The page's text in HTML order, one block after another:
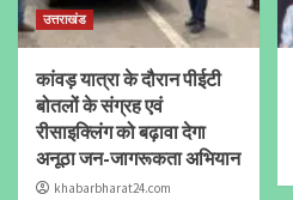
उत्तराखंड
कांवड़ यात्रा के दौरान पीईटी
बोतलों के संग्रह एवं
रीसाइक्लिंग को बढ़ावा देगा
अनूठा जन-जागरूकता अभियान
khabarbharat24.com